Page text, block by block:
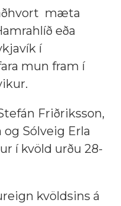
mæta
eða
í
mun fram í
Friðriksson,
Sólveig Erla
í kvöld urðu 28-
kvöldsins á